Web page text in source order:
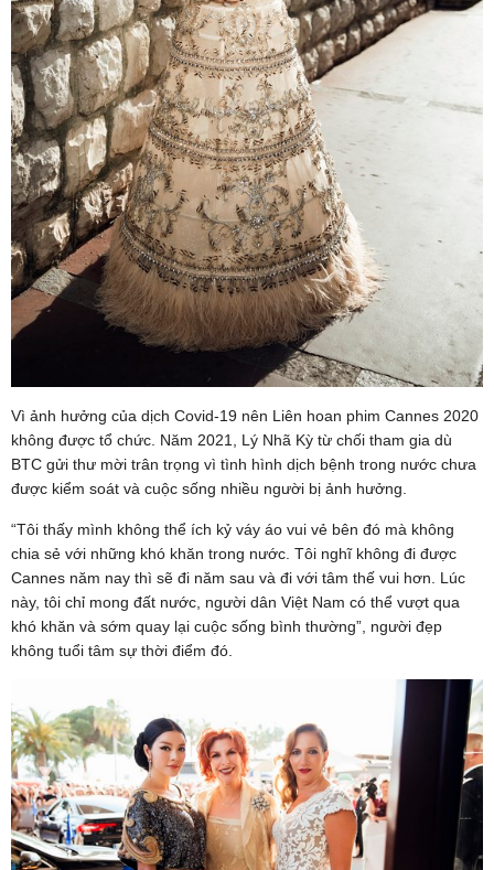
Vì ảnh hưởng của dịch Covid-19 nên Liên hoan phim Cannes 2020
không được tổ chức. Năm 2021, Lý Nhã Kỳ từ chối tham gia dù
BTC gửi thư mời trân trọng vì tình hình dịch bệnh trong nước chưa
được kiểm soát và cuộc sống nhiều người bị ảnh hưởng.
“Tôi thấy mình không thể ích kỷ váy áo vui vẻ bên đó mà không
chia sẻ với những khó khăn trong nước. Tôi nghĩ không đi được
Cannes năm nay thì sẽ đi năm sau và đi với tâm thế vui hơn. Lúc
này, tôi chỉ mong đất nước, người dân Việt Nam có thể vượt qua
khó khăn và sớm quay lại cuộc sống bình thường”, người đẹp
không tuổi tâm sự thời điểm đó.